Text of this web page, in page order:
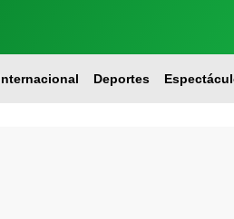
Deportes